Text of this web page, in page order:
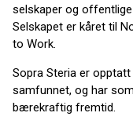
selskaper og
Selskapet er kåret til
to Work.
Sopra Steria er
samfunnet, og har
bærekraftig fremtid.